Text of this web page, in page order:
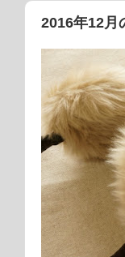
2016年12月